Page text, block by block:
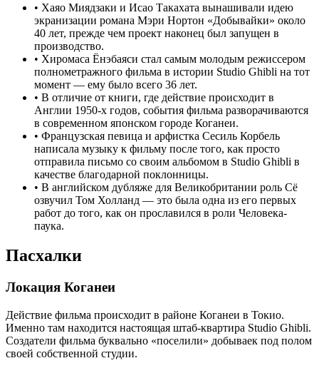
• Хаяо Миядзаки и Исао Такахата вынашивали идею
экранизации романа Мэри Нортон «Добывайки» около
40 лет, прежде чем проект наконец был запущен в
производство.
• Хиромаса Ёнэбаяси стал самым молодым режиссером
полнометражного фильма в истории Studio Ghibli на тот
момент — ему было всего 36 лет.
• В отличие от книги, где действие происходит в
Англии 1950-х годов, события фильма разворачиваются
в современном японском городе Коганеи.
• Французская певица и арфистка Сесиль Корбель
написала музыку к фильму после того, как просто
отправила письмо со своим альбомом в Studio Ghibli в
качестве благодарной поклонницы.
• В английском дубляже для Великобритании роль Сё
озвучил Том Холланд — это была одна из его первых
работ до того, как он прославился в роли Человека-
паука.
Пасхалки
Локация Коганеи
Действие фильма происходит в районе Коганеи в Токио.
Именно там находится настоящая штаб-квартира Studio Ghibli.
Создатели фильма буквально «поселили» добываек под полом
своей собственной студии.